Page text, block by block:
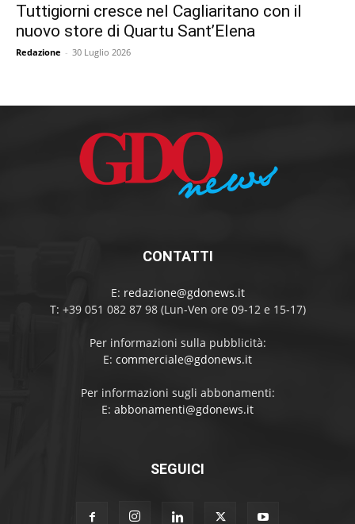
Tuttigiorni cresce nel Cagliaritano con il
nuovo store di Quartu Sant’Elena
Redazione - 30 Luglio 2026
CONTATTI
E: redazione@gdonews.it
T: +39 051 082 87 98 (Lun-Ven ore 09-12 e 15-17)
Per informazioni sulla pubblicità:
E: commerciale@gdonews.it
Per informazioni sugli abbonamenti:
E: abbonamenti@gdonews.it
SEGUICI